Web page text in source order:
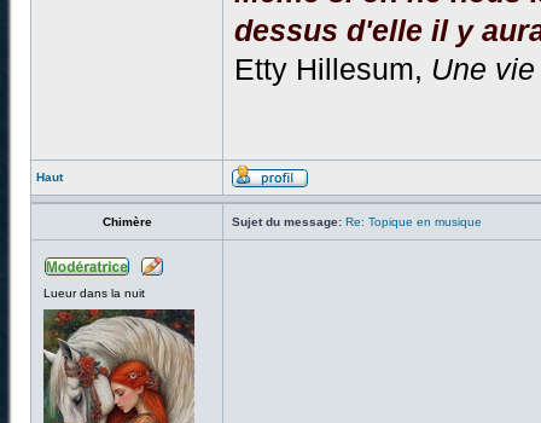
dessus d'elle il y
Etty Hillesum, Une
Haut
Chimère Sujet du message: Re: Topique en musique
Lueur dans la nuit